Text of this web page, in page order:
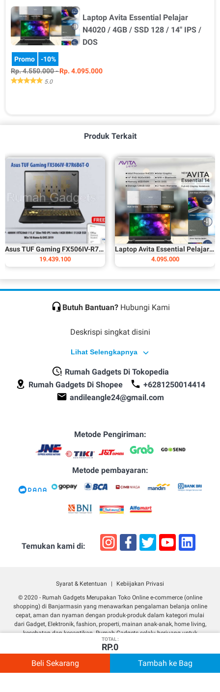
TOTAL :
RP.0
Beli Sekarang Tambah ke Bag
Detail Produk Tipe Jangkauan Kondisi -Pilih Tipe- Laser -Pili…
Laptop Avita Essential Pelajar
N4020 / 4GB / SSD 128 / 14" IPS /
DOS
Promo
-10%
Rp. 4.550.000 -Rp. 4.095.000
5.0
Produk Terkait
Asus TUF Gaming FX506IV-R7R6B6T-O AMD Ryzen 7-8GB-512GB PCIe-WIN 10- OHS 2019
19.439.100
Laptop Avita Essential Pelajar N4020 / 4GB / SSD 128 / 14" IPS / DOS
4.095.000
Butuh Bantuan?Hubungi Kami
Deskrispi singkat disini
Lihat Selengkapnya
Rumah Gadgets Di Tokopedia
Rumah Gadgets Di Shopee
+6281250014414
andileangle24@gmail.com
Metode Pengiriman:
Metode pembayaran:
Temukan kami di:
Syarat & Ketentuan
Kebiijakan Privasi
© 2020 - Rumah Gadgets Merupakan Toko Online e-commerce (online
shopping) di Banjarmasin yang menawarkan pengalaman belanja online
cepat, aman dan nyaman dengan produk-produk dalam kategori mulai
dari Gadget, Elektronik, fashion, properti, mainan anak-anak, home living,
kesehatan dan kecantikan. Rumah Gadgets selalu berjuang untuk
memberikan pelanggan yang terbaik termasuk dengan menawarkan
beberapa metode pembayaran tunai maupun kredit pengembalian gratis,
layanan konsumen yang baik dan garansi komitmen. Sebagai situs
belanja online terbaik di Indonesia, Banjarmasin Khususnya, Rumah
Contact Notif Darkmode